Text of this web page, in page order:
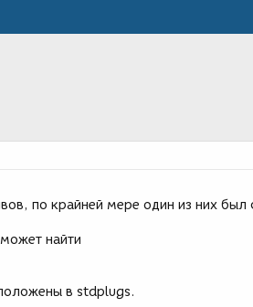
по крайней мере один из них был
найти
в stdplugs.